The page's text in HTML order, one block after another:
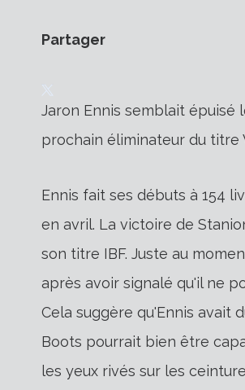
Partager
Jaron Ennis semblait
prochain éliminateur du titre
Ennis fait ses débuts à 154
en avril. La victoire de
son titre IBF. Juste au
après avoir signalé qu'il ne
Cela suggère qu'Ennis avait
Boots pourrait bien être
les yeux rivés sur les